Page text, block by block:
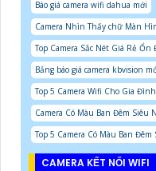
Báo giá camera wifi dahua mới
Camera Nhìn Thấy chữ Màn
Top Camera Sắc Nét Giá Rẻ Ổn
Bảng báo giá camera kbvision
Top 5 Camera Wifi Cho Gia
Camera Có Màu Ban Đêm Siêu
Top 5 Camera Có Màu Ban Đêm
CAMERA KẾT NỐI WIFI